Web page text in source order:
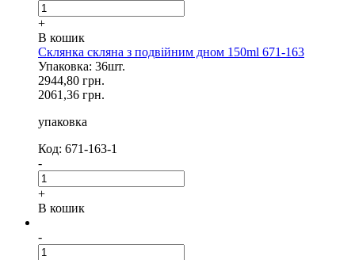
+
В кошик
Склянка скляна з подвійним дном 150ml 671-163
Упаковка: 36шт.
2944,80 грн.
2061,36 грн.
упаковка
Код: 671-163-1
-
+
В кошик
-